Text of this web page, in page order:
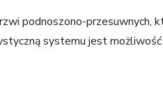
podnoszono-przesuwnych,
systemu jest